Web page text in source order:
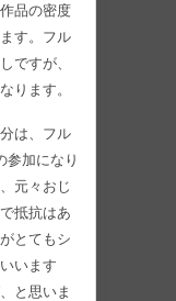
品の密度
す。フル
ですが、
ります。
分は、フル
参加になり
元々おじ
抵抗はあ
とてもシ
います
と思いま